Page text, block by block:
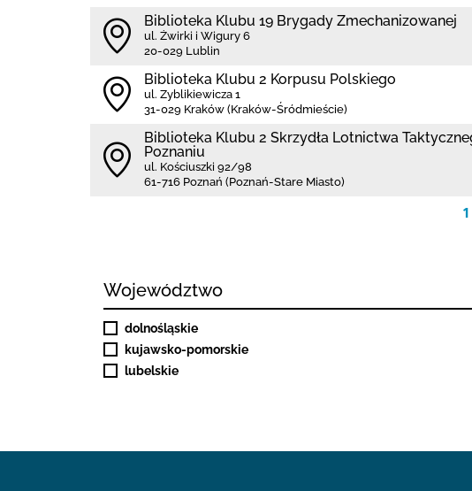
Biblioteka Klubu 19 Brygady Zmechanizowanej
ul. Żwirki i Wigury 6
20-029 Lublin
Biblioteka Klubu 2 Korpusu Polskiego
ul. Zyblikiewicza 1
31-029 Kraków (Kraków-Śródmieście)
Biblioteka Klubu 2 Skrzydła Lotnictwa
Poznaniu
ul. Kościuszki 92/98
61-716 Poznań (Poznań-Stare Miasto)
1
Województwo
dolnośląskie
kujawsko-pomorskie
lubelskie